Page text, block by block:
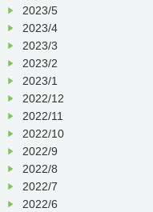
2023/5
2023/4
2023/3
2023/2
2023/1
2022/12
2022/11
2022/10
2022/9
2022/8
2022/7
2022/6